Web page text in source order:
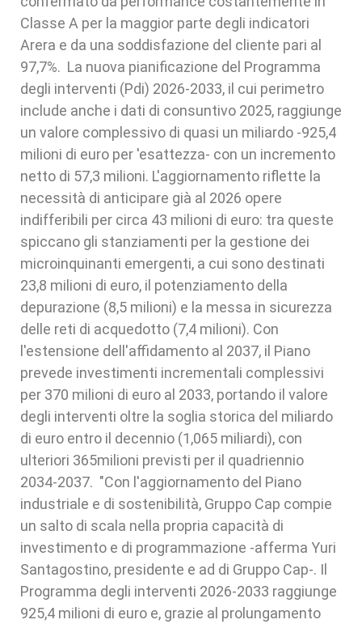
Classe A per la maggior parte degli indicatori
Arera e da una soddisfazione del cliente pari al
97,7%. La nuova pianificazione del Programma
degli interventi (Pdi) 2026-2033, il cui perimetro
include anche i dati di consuntivo 2025, raggiunge
un valore complessivo di quasi un miliardo -925,4
milioni di euro per 'esattezza- con un incremento
netto di 57,3 milioni. L'aggiornamento riflette la
necessità di anticipare già al 2026 opere
indifferibili per circa 43 milioni di euro: tra queste
spiccano gli stanziamenti per la gestione dei
microinquinanti emergenti, a cui sono destinati
23,8 milioni di euro, il potenziamento della
depurazione (8,5 milioni) e la messa in sicurezza
delle reti di acquedotto (7,4 milioni). Con
l'estensione dell'affidamento al 2037, il Piano
prevede investimenti incrementali complessivi
per 370 milioni di euro al 2033, portando il valore
degli interventi oltre la soglia storica del miliardo
di euro entro il decennio (1,065 miliardi), con
ulteriori 365milioni previsti per il quadriennio
2034-2037. "Con l'aggiornamento del Piano
industriale e di sostenibilità, Gruppo Cap compie
un salto di scala nella propria capacità di
investimento e di programmazione -afferma Yuri
Santagostino, presidente e ad di Gruppo Cap-. Il
Programma degli interventi 2026-2033 raggiunge
925,4 milioni di euro e, grazie al prolungamento